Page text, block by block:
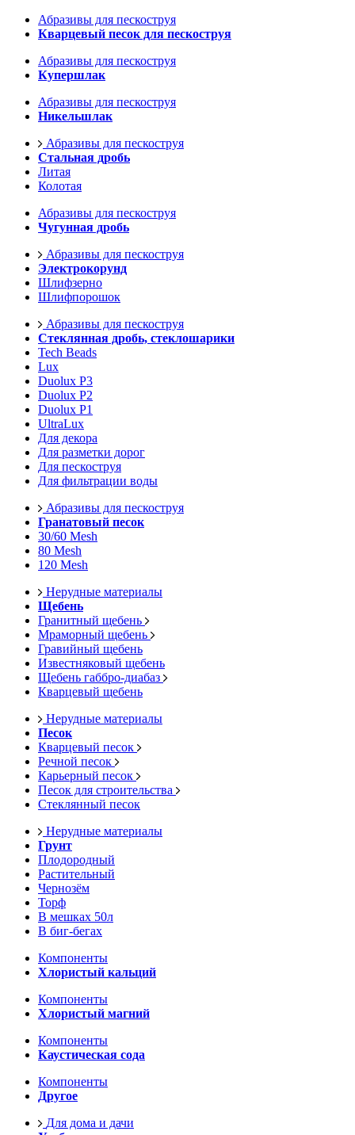
Абразивы для пескоструя
Кварцевый песок для пескоструя
Абразивы для пескоструя
Купершлак
Абразивы для пескоструя
Никельшлак
Абразивы для пескоструя
Стальная дробь
Литая
Колотая
Абразивы для пескоструя
Чугунная дробь
Абразивы для пескоструя
Электрокорунд
Шлифзерно
Шлифпорошок
Абразивы для пескоструя
Стеклянная дробь, стеклошарики
Tech Beads
Lux
Duolux P3
Duolux P2
Duolux P1
UltraLux
Для декора
Для разметки дорог
Для пескоструя
Для фильтрации воды
Абразивы для пескоструя
Гранатовый песок
30/60 Mesh
80 Mesh
120 Mesh
Нерудные материалы
Щебень
Гранитный щебень
Мраморный щебень
Гравийный щебень
Известняковый щебень
Щебень габбро-диабаз
Кварцевый щебень
Нерудные материалы
Песок
Кварцевый песок
Речной песок
Карьерный песок
Песок для строительства
Стеклянный песок
Нерудные материалы
Грунт
Плодородный
Растительный
Чернозём
Торф
В мешках 50л
В биг-бегах
Компоненты
Хлористый кальций
Компоненты
Хлористый магний
Компоненты
Каустическая сода
Компоненты
Другое
Для дома и дачи